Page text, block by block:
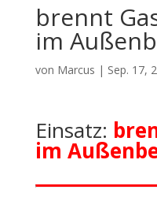
brennt
im
von Marcus | Sep. 17,
Einsatz:
im